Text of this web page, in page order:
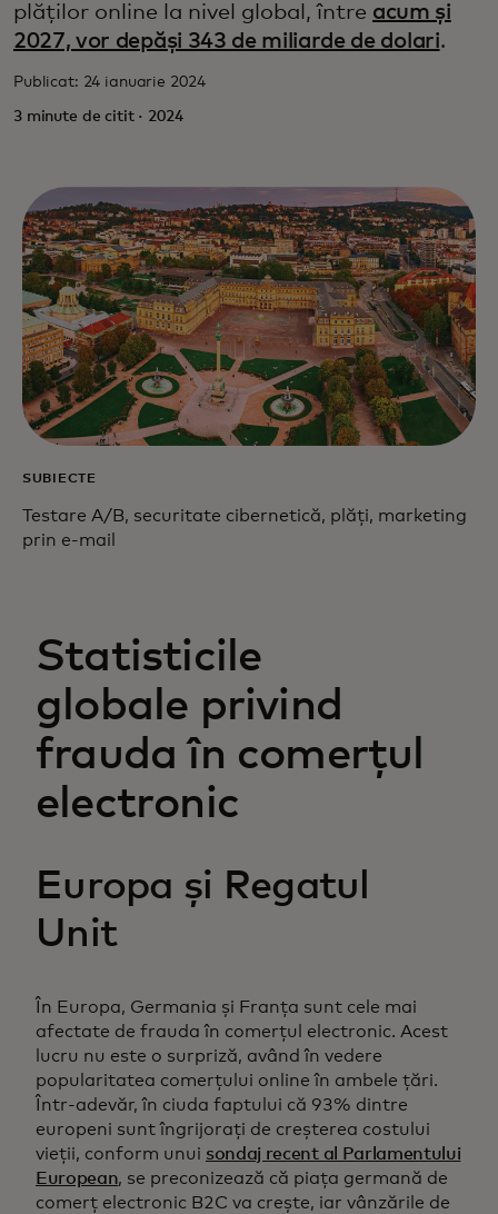
plăților online la nivel global, între acum și
2027, vor depăși 343 de miliarde de dolari.
Publicat: 24 ianuarie 2024
3 minute de citit · 2024
SUBIECTE
Testare A/B, securitate cibernetică, plăți, marketing
prin e-mail
Statisticile
globale privind
frauda în comerțul
electronic
Europa și Regatul
Unit
În Europa, Germania și Franța sunt cele mai
afectate de frauda în comerțul electronic. Acest
lucru nu este o surpriză, având în vedere
popularitatea comerțului online în ambele țări.
Într-adevăr, în ciuda faptului că 93% dintre
europeni sunt îngrijorați de creșterea costului
vieții, conform unui sondaj recent al Parlamentului
European, se preconizează că piața germană de
comerț electronic B2C va crește, iar vânzările de